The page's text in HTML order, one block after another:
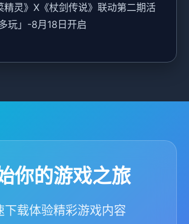
精灵》X《杖剑传说》联动第二期活
玩」-8月18日开启
你的游戏之旅
下载体验精彩游戏内容